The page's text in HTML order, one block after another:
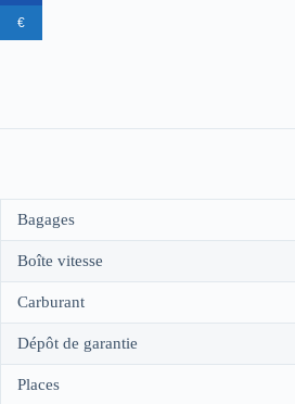
Bagages
Boîte vitesse
Carburant
Dépôt de garantie
Places
€